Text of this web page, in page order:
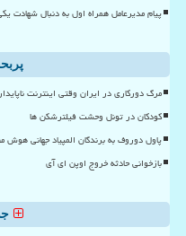
پیام مدیرعامل همراه اول به دنبال شهادت
مرگ دورکاری در ایران وقتی اینترنت
کودکان در تونل وحشت فیلترشکن ها
پاول دوروف به برندگان المپیاد جهانی
بازخوانی حادثه خروج اوپن ای آی